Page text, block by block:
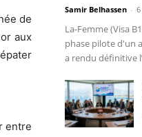
de
aux
entre
Samir Belhassen -
La-Femme (Visa
phase pilote d'un
a rendu définitive